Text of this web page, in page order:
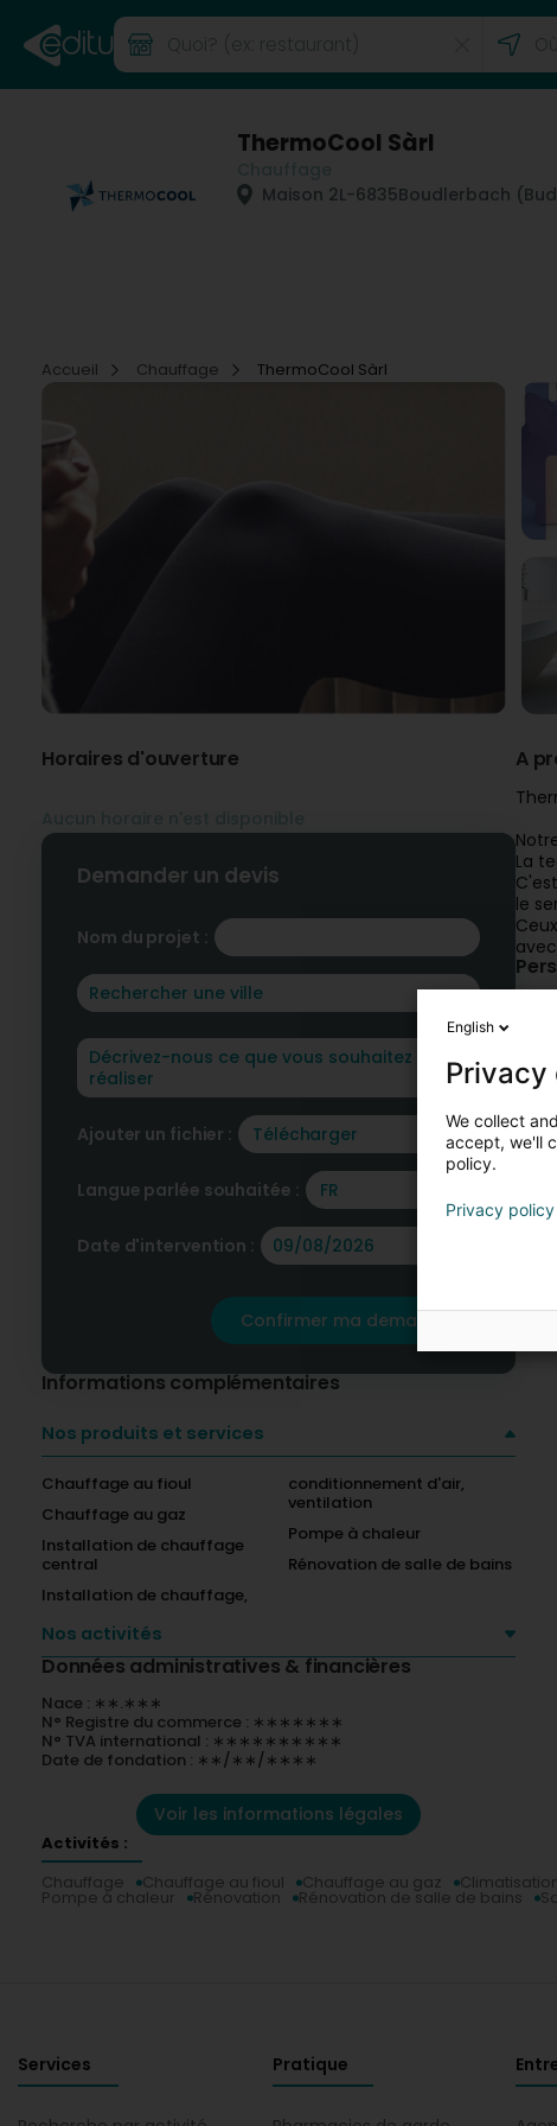
ThermoCool Sàrl
Maison 2L-6835Boudlerbach
Accueil Chauffage ThermoCool Sàrl
Horaires d'ouverture
Demander un devis
Nom du projet :
Ajouter un fichier : Télécharger
Langue parlée souhaitée : FR
Date d'intervention :
Confirmer ma demande
Informations complémentaires
Nos produits et services
Chauffage au fioul
Chauffage au gaz
Installation de chauffage
central
Installation de chauffage,
conditionnement d'air,
ventilation
Pompe à chaleur
Rénovation de salle de bains
Nos activités
Données administratives & financières
Nace : ∗∗.∗∗∗
N° Registre du commerce : ∗∗∗∗∗∗∗
N° TVA international : ∗∗∗∗∗∗∗∗∗∗
Date de fondation : ∗∗/∗∗/∗∗∗∗
Voir les informations légales
A
La
le
Activités :
Chauffage
Chauffage au fioul Chauffage au gaz
Pompe à chaleur Rénovation Rénovation de salle de bains
Services Pratique
English
Privacy
We collect
accept, we'll
policy.
Privacy policy